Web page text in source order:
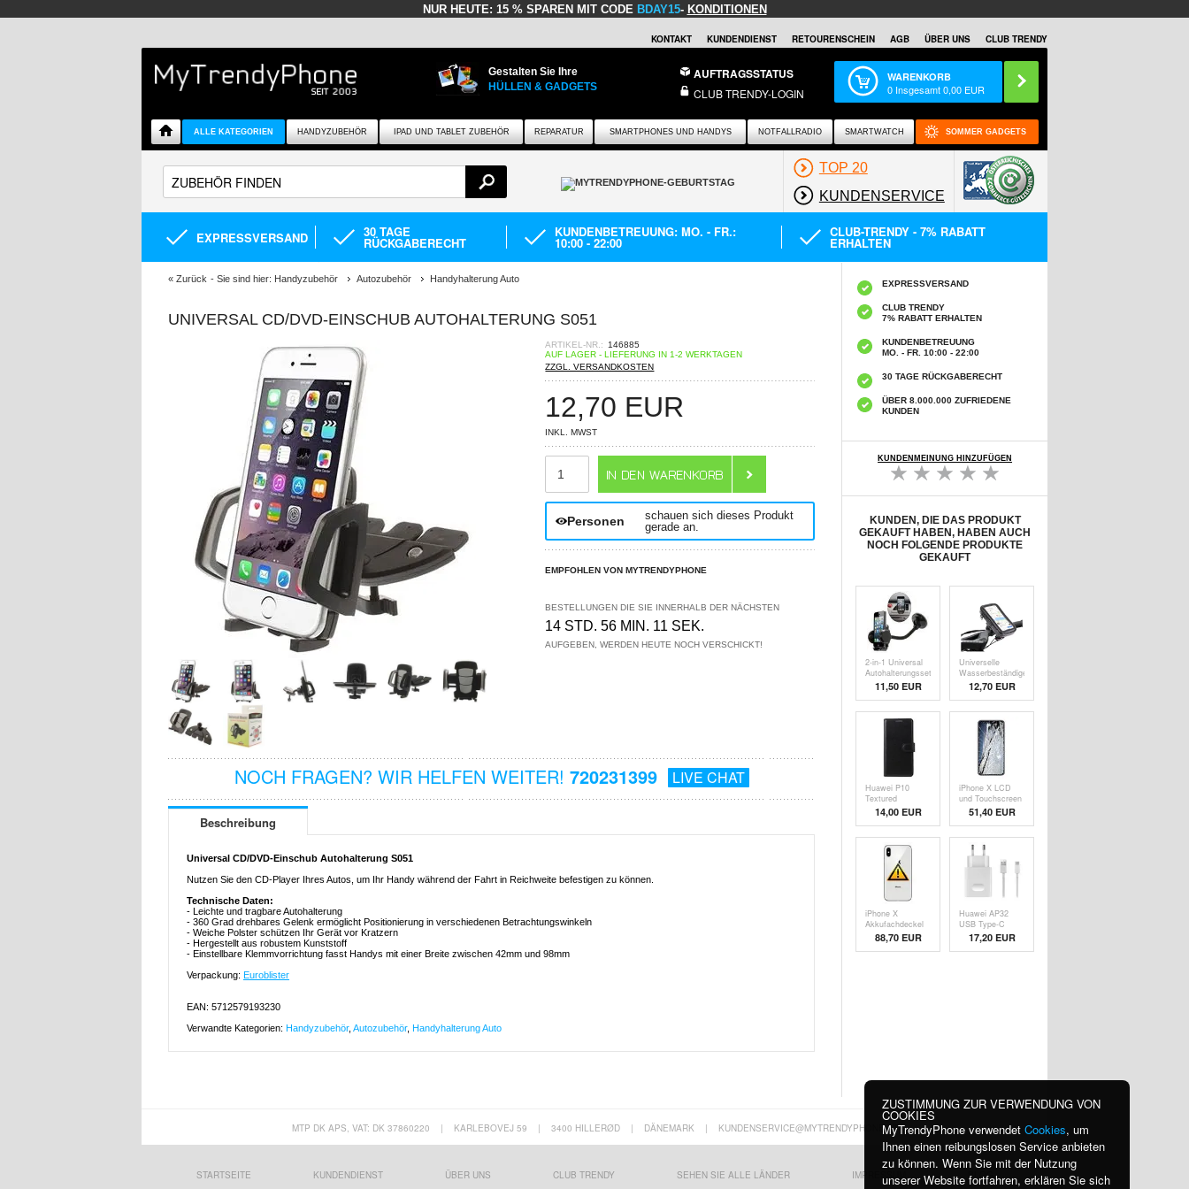
NUR HEUTE: 15 % SPAREN MIT CODE BDAY15- KONDITIONEN
KONTAKT KUNDENDIENST RETOURENSCHEIN AGB ÜBER UNS CLUB TRENDY
Gestalten Sie Ihre
HÜLLEN & GADGETS
AUFTRAGSSTATUS
CLUB TRENDY-LOGIN
WARENKORB
0 Insgesamt0,00 EUR
ALLE KATEGORIEN HANDYZUBEHÖR IPAD UND TABLET ZUBEHÖR REPARATUR SMARTPHONES UND HANDYS NOTFALLRADIO SMARTWATCH SOMMER GADGETS
TOP 20
KUNDENSERVICE
EXPRESSVERSAND 30 TAGE
RÜCKGABERECHT
KUNDENBETREUUNG: MO. - FR.:
10:00 - 22:00
CLUB-TRENDY - 7% RABATT
ERHALTEN
« Zurück - Sie sind hier: Handyzubehör Autozubehör Handyhalterung Auto
UNIVERSAL CD/DVD-EINSCHUB AUTOHALTERUNG S051
ARTIKEL-NR.:
146885
AUF LAGER - LIEFERUNG IN 1-2 WERKTAGEN
ZZGL. VERSANDKOSTEN
12,70 EUR
INKL. MWST
Personen
schauen sich dieses Produkt
gerade an.
EMPFOHLEN VON MYTRENDYPHONE
BESTELLUNGEN DIE SIE INNERHALB DER NÄCHSTEN
14 STD. 56 MIN. 10 SEK.
AUFGEBEN, WERDEN HEUTE NOCH VERSCHICKT!
NOCH FRAGEN? WIR HELFEN WEITER! 720231399 LIVE CHAT
Beschreibung
Universal CD/DVD-Einschub Autohalterung S051
Nutzen Sie den CD-Player Ihres Autos, um Ihr Handy während der Fahrt in Reichweite befestigen zu können.
Technische Daten:
- Leichte und tragbare Autohalterung
- 360 Grad drehbares Gelenk ermöglicht Positionierung in verschiedenen Betrachtungswinkeln
- Weiche Polster schützen Ihr Gerät vor Kratzern
- Hergestellt aus robustem Kunststoff
- Einstellbare Klemmvorrichtung fasst Handys mit einer Breite zwischen 42mm und 98mm
Verpackung: Euroblister
EAN: 5712579193230
Verwandte Kategorien: Handyzubehör, Autozubehör, Handyhalterung Auto
EXPRESSVERSAND
CLUB TRENDY
7% RABATT ERHALTEN
KUNDENBETREUUNG
MO. - FR. 10:00 - 22:00
30 TAGE RÜCKGABERECHT
ÜBER 8.000.000 ZUFRIEDENE
KUNDEN
KUNDENMEINUNG HINZUFÜGEN
KUNDEN, DIE DAS PRODUKT
GEKAUFT HABEN, HABEN AUCH
NOCH FOLGENDE PRODUKTE
GEKAUFT
2-in-1 Universal
Autohalterungsset
11,50 EUR
Universelle
Wasserbeständige
Tasche &
Fahrradhalterung
12,70 EUR
Huawei P10
Textured
Schutzhülle mit
Geldbörse -
Schwarz
14,00 EUR
iPhone X LCD
und Touchscreen
Reparatur -
Schwarz - Grad
A
51,40 EUR
iPhone X
Akkufachdeckel
Reparatur - inkl.
Rahmen - Silber
88,70EUR
Huawei AP32
USB Type-C
Schnellladegerät
- 2A
17,20 EUR
MTP DK APS, VAT: DK 37860220 | KARLEBOVEJ 59 | 3400 HILLERØD | DÄNEMARK | KUNDENSERVICE@MYTRENDYPHONE.AT
STARTSEITE KUNDENDIENST ÜBER UNS CLUB TRENDY SEHEN SIE ALLE LÄNDER IMPRESSUM BLOG
ZUSTIMMUNG ZUR VERWENDUNG VON
COOKIES
MyTrendyPhone verwendet Cookies, um
Ihnen einen reibungslosen Service anbieten
zu können. Wenn Sie mit der Nutzung
unserer Website fortfahren, erklären Sie sich